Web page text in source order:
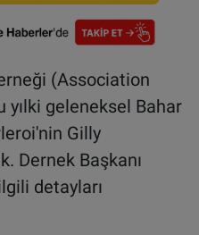
(Association
yılki geleneksel Bahar
Gilly
Dernek Başkanı
detayları